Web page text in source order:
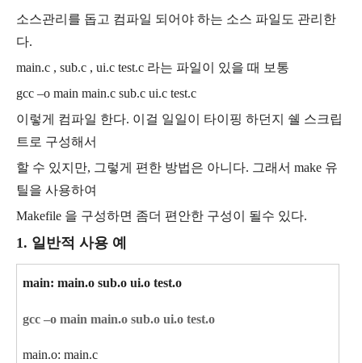
소스관리를 돕고 컴파일 되어야 하는 소스 파일도 관리한
다.
main.c , sub.c , ui.c test.c 라는 파일이 있을 때 보통
gcc –o main main.c sub.c ui.c test.c
이렇게 컴파일 한다. 이걸 일일이 타이핑 하던지 쉘 스크립
트로 구성해서
할 수 있지만, 그렇게 편한 방법은 아니다. 그래서 make 유
틸을 사용하여
Makefile 을 구성하면 좀더 편안한 구성이 될수 있다.
1. 일반적 사용 예
main: main.o sub.o ui.o test.o
gcc –o main main.o sub.o ui.o test.o
main.o: main.c